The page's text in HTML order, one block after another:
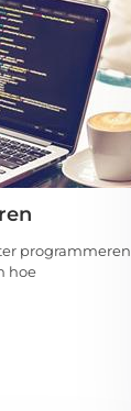
programmeren
hoe